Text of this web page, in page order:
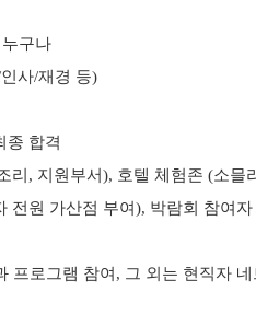
구나
사/재경 등)
합격
, 지원부서), 호텔 체험존 (소
원 가산점 부여), 박람회 참여
프로그램 참여, 그 외는 현직자